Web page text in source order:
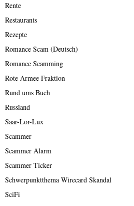
Rente
Restaurants
Rezepte
Romance Scam (Deutsch)
Romance Scamming
Rote Armee Fraktion
Rund ums Buch
Russland
Saar-Lor-Lux
Scammer
Scammer Alarm
Scammer Ticker
Schwerpunktthema Wirecard Skandal
SciFi